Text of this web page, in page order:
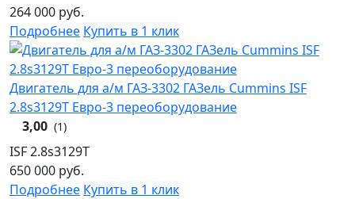
264 000 руб.
Подробнее Купить в 1 клик
Двигатель для а/м ГАЗ-3302 ГАЗель Cummins ISF
2.8s3129T Евро-3 переоборудование
3,00 (1)
ISF 2.8s3129T
650 000 руб.
Подробнее Купить в 1 клик